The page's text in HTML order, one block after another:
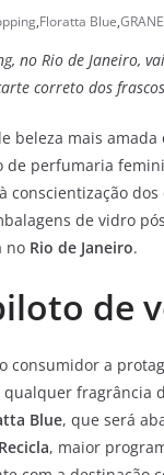
,Floratta Blue,
no Rio de Janeiro,
correto dos
beleza mais
de perfumaria
conscientização
de vidro
no Rio de Janeiro.
de
consumidor a
qualquer fragrância
Blue, que será
, maior